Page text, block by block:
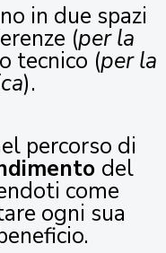
in due spazi
(per la
tecnico (per la
).
percorso di
del
come
ogni sua